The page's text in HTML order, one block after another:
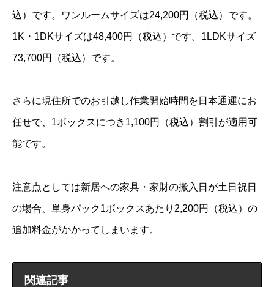
込）です。ワンルームサイズは24,200円（税込）です。
1K・1DKサイズは48,400円（税込）です。1LDKサイズ
73,700円（税込）です。
さらに現住所でのお引越し作業開始時間を日本通運にお
任せで、1ボックスにつき1,100円（税込）割引が適用可
能です。
注意点としては新居への家具・家財の搬入日が土日祝日
の場合、単身パック1ボックスあたり2,200円（税込）の
追加料金がかかってしまいます。
関連記事